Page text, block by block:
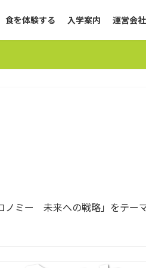
食を体験する 入学案内 運営会社
ノミー 未来への戦略」をテー